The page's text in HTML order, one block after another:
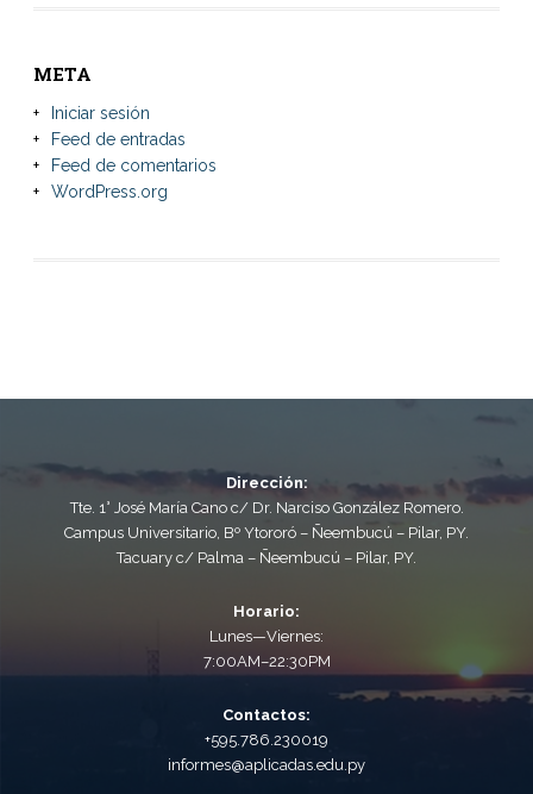
META
Iniciar sesión
Feed de entradas
Feed de comentarios
WordPress.org
Dirección:
Tte. 1° José María Cano c/ Dr. Narciso González Romero.
Campus Universitario, Bº Ytororó – Ñeembucú – Pilar, PY.
Tacuary c/ Palma – Ñeembucú – Pilar, PY.
Horario:
Lunes—Viernes:
7:00AM–22:30PM
Contactos:
+595.786.230019
informes@aplicadas.edu.py